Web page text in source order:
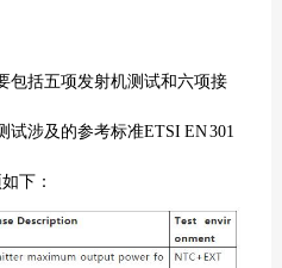
包括五项发射机测试和六项接
涉及的参考标准ETSI EN 301
下：